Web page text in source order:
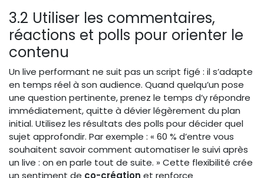
3.2 Utiliser les commentaires,
réactions et polls pour orienter le
contenu
Un live performant ne suit pas un script figé : il s’adapte
en temps réel à son audience. Quand quelqu’un pose
une question pertinente, prenez le temps d’y répondre
immédiatement, quitte à dévier légèrement du plan
initial. Utilisez les résultats des polls pour décider quel
sujet approfondir. Par exemple : « 60 % d’entre vous
souhaitent savoir comment automatiser le suivi après
un live : on en parle tout de suite. » Cette flexibilité crée
un sentiment de co-création et renforce